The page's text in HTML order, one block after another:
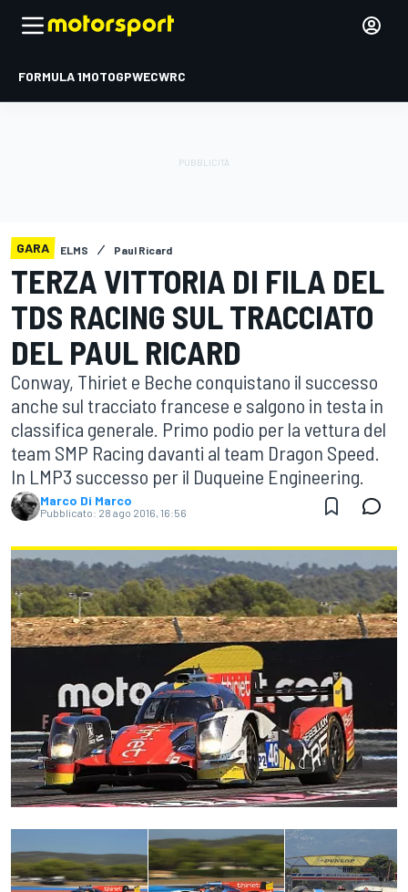
FORMULA 1MOTOGPWECWRC
GARA ELMS Paul Ricard
TERZA VITTORIA DI FILA DEL
TDS RACING SUL TRACCIATO
DEL PAUL RICARD
Conway, Thiriet e Beche conquistano il successo
anche sul tracciato francese e salgono in testa in
classifica generale. Primo podio per la vettura del
team SMP Racing davanti al team Dragon Speed.
In LMP3 successo per il Duqueine Engineering.
Marco Di Marco
Pubblicato: 28 ago 2016, 16:56